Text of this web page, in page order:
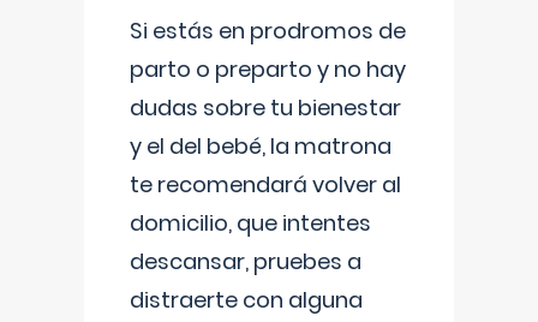
Si estás en prodromos de
parto o preparto y no hay
dudas sobre tu bienestar
y el del bebé, la matrona
te recomendará volver al
domicilio, que intentes
descansar, pruebes a
distraerte con alguna